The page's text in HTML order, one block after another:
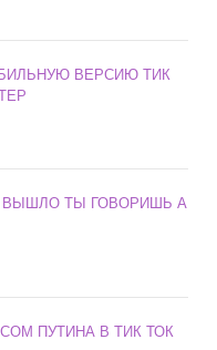
ВЕРСИЮ ТИК
ВЫШЛО ТЫ ГОВОРИШЬ А
ПУТИНА В ТИК ТОК